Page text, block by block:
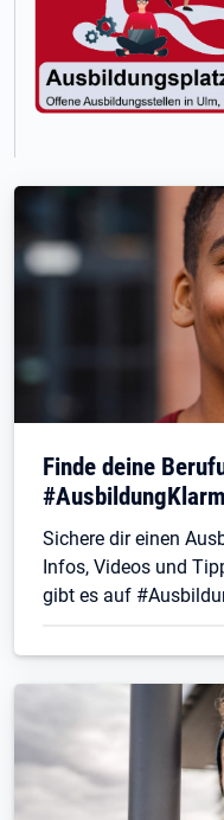
Finde deine
Sichere dir einen
Infos, Videos und
gibt es auf